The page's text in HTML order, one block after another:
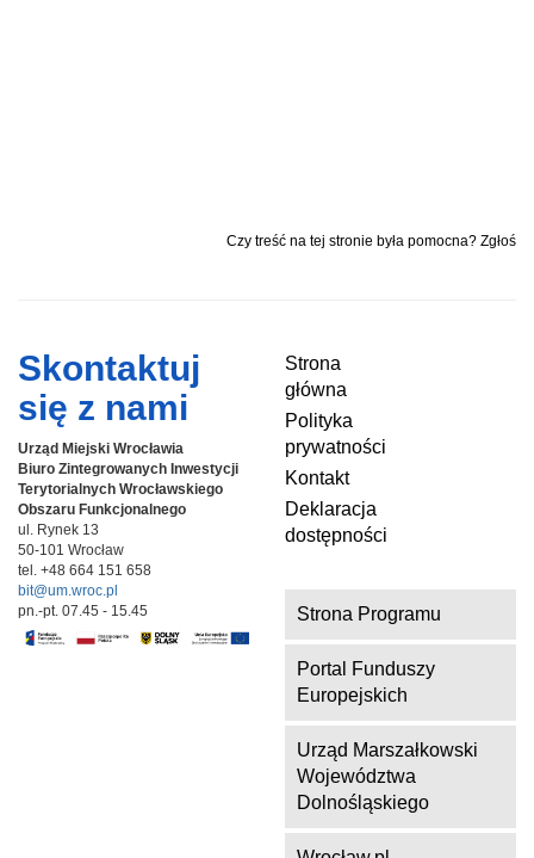
Czy treść na tej stronie była pomocna? Zgłoś
Skontaktuj
się z nami
Urząd Miejski Wrocławia
Biuro Zintegrowanych Inwestycji
Terytorialnych Wrocławskiego
Obszaru Funkcjonalnego
ul. Rynek 13
50-101 Wrocław
tel. +48 664 151 658
bit@um.wroc.pl
pn.-pt. 07.45 - 15.45
Strona
główna
Polityka
prywatności
Kontakt
Deklaracja
dostępności
Strona Programu
Portal Funduszy
Europejskich
Urząd Marszałkowski
Województwa
Dolnośląskiego